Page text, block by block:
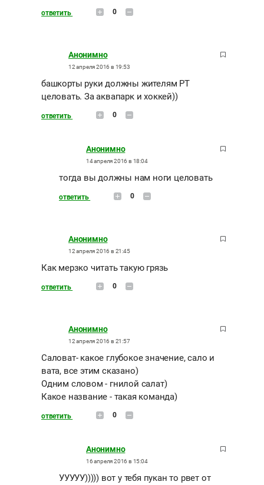
ответить 0
Анонимно
12 апреля 2016 в 19:53
башкорты руки должны жителям РТ
целовать. За аквапарк и хоккей))
ответить 0
Анонимно
14 апреля 2016 в 18:04
тогда вы должны нам ноги целовать
ответить 0
Анонимно
12 апреля 2016 в 21:45
Как мерзко читать такую грязь
ответить 0
Анонимно
12 апреля 2016 в 21:57
Саловат- какое глубокое значение, сало и
вата, все этим сказано)
Одним словом - гнилой салат)
Какое название - такая команда)
ответить 0
Анонимно
16 апреля 2016 в 15:04
УУУУУ))))) вот у тебя пукан то рвет от